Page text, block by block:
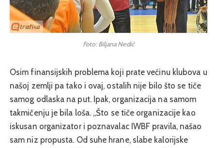
Foto: Biljana Nedić
Osim finansijskih problema koji prate većinu klubova u
našoj zemlji pa tako i ovaj, ostalih nije bilo što se tiče
samog odlaska na put. Ipak, organizacija na samom
takmičenju je bila loša. „Što se tiče organizacije kao
iskusan organizator i poznavalac IWBF pravila, našao
sam niz propusta. Od suhe hrane, slabe kalorijske